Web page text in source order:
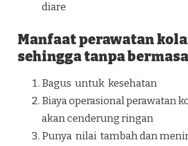
diare
Manfaat perawatan
sehingga tanpa
Bagus untuk kesehatan
Biaya operasional perawatan
akan cenderung ringan
Punya nilai tambah dan